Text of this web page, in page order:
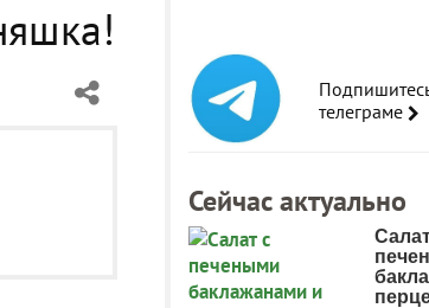
телеграме
Сейчас актуально